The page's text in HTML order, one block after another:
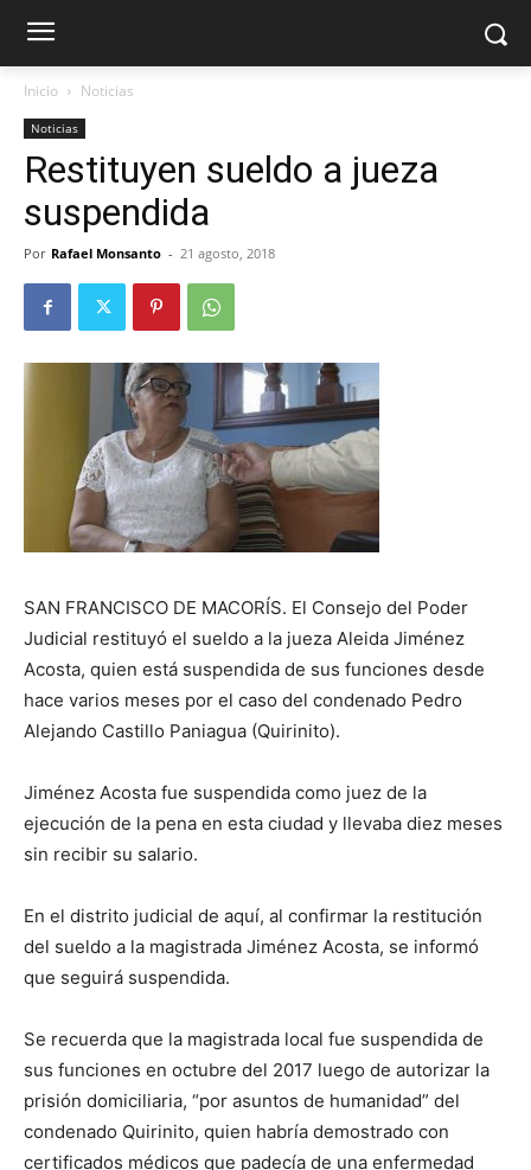
Inicio Noticias
Noticias
Restituyen sueldo a jueza
suspendida
Por Rafael Monsanto - 21 agosto, 2018
SAN FRANCISCO DE MACORÍS. El Consejo del Poder
Judicial restituyó el sueldo a la jueza Aleida Jiménez
Acosta, quien está suspendida de sus funciones desde
hace varios meses por el caso del condenado Pedro
Alejando Castillo Paniagua (Quirinito).
Jiménez Acosta fue suspendida como juez de la
ejecución de la pena en esta ciudad y llevaba diez meses
sin recibir su salario.
En el distrito judicial de aquí, al confirmar la restitución
del sueldo a la magistrada Jiménez Acosta, se informó
que seguirá suspendida.
Se recuerda que la magistrada local fue suspendida de
sus funciones en octubre del 2017 luego de autorizar la
prisión domiciliaria, “por asuntos de humanidad” del
condenado Quirinito, quien habría demostrado con
certificados médicos que padecía de una enfermedad